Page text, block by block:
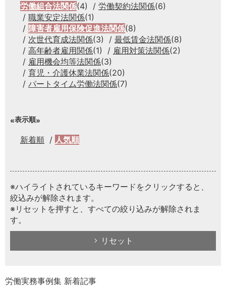
労働組合法関係(4) 労働契約法関係(6)
職業安定法関係(1)
障害者雇用保険促進法関係(8)
次世代育成法関係(3) 最低賃金法関係(8)
高年齢者雇用関係(1) 雇用対策法関係(2)
雇用機会均等法関係(3)
育児・介護休業法関係(20)
パートタイム労働法関係(7)
表示順
新着順 人気順
※ハイライトされているキーワードをクリックすると、
絞込みが解除されます。
※リセットを押すと、すべての絞り込みが解除されま
す。
リセット
労働実務事例集 新着記事